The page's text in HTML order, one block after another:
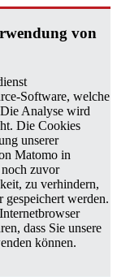
von
Software, welche
Analyse wird
Die Cookies
unserer
Matomo in
zuvor
zu verhindern,
werden.
dass Sie unsere
können.